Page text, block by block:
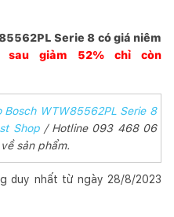
Serie 8 có giá niêm
sau giảm 52% chỉ còn
Bosch WTW85562PL Serie 8
Shop/ Hotline 093 468 06
sản phẩm.
duy nhất từ ngày 28/8/2023